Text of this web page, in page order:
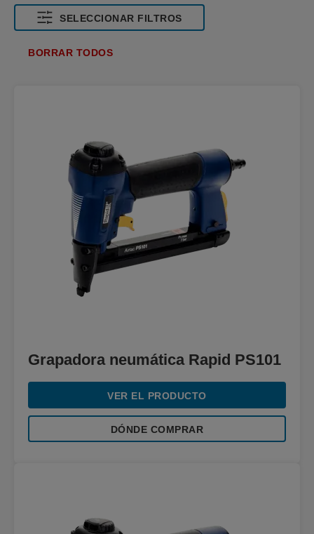
SELECCIONAR FILTROS
BORRAR TODOS
Grapadora neumática Rapid PS101
VER EL PRODUCTO
DÓNDE COMPRAR